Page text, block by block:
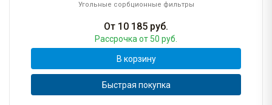
Угольные сорбционные фильтры
От 10 185 руб.
Рассрочка от 50 руб.
В корзину
Быстрая покупка